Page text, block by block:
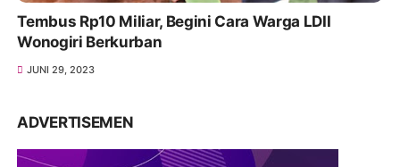
Tembus Rp10 Miliar, Begini Cara Warga LDII
Wonogiri Berkurban
JUNI 29, 2023
ADVERTISEMEN